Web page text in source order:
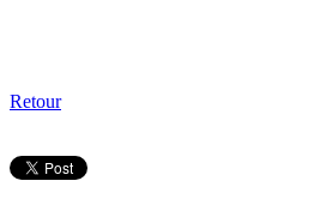
Retour